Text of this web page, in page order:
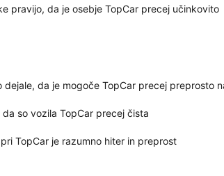
pravijo, da je osebje TopCar precej učinkovito
dejale, da je mogoče TopCar precej preprosto
so vozila TopCar precej čista
TopCar je razumno hiter in preprost